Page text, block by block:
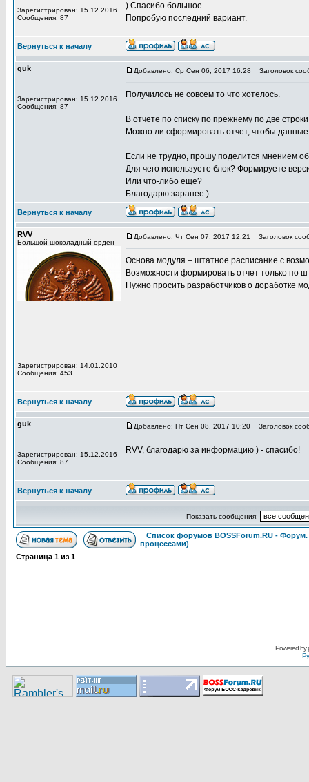
Зарегистрирован: 15.12.2016
Сообщения: 87
) Спасибо большое.
Попробую последний вариант.
Вернуться к началу
guk
Зарегистрирован: 15.12.2016
Сообщения: 87
Добавлено: Ср Сен 06, 2017 16:28 Заголовок
Получилось не совсем то что хотелось.
В отчете по списку по прежнему по две
Можно ли сформировать отчет, чтобы
Если не трудно, прошу поделится мнением
Для чего используете блок? Формируете
Или что-либо еще?
Благодарю заранее )
Вернуться к началу
RVV
Большой шоколадный орден
Зарегистрирован: 14.01.2010
Сообщения: 453
Добавлено: Чт Сен 07, 2017 12:21 Заголовок
Основа модуля – штатное расписание с
Возможности формировать отчет только по
Нужно просить разработчиков о доработке
Вернуться к началу
guk
Зарегистрирован: 15.12.2016
Сообщения: 87
Добавлено: Пт Сен 08, 2017 10:20 Заголовок
RVV, благодарю за информацию ) - спасибо!
Вернуться к началу
Показать сообщения:
Список форумов BOSSForum.RU -
процессами)
Страница 1 из 1
Pоwerеd by